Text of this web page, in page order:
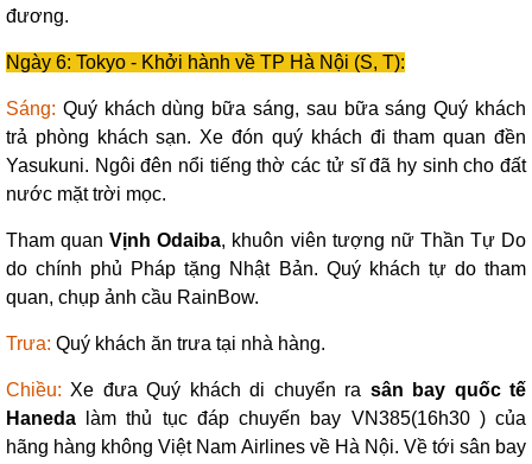
đương.
Ngày 6: Tokyo - Khởi hành về TP Hà Nội (S, T):
Sáng: Quý khách dùng bữa sáng, sau bữa sáng Quý khách
trả phòng khách sạn. Xe đón quý khách đi tham quan đền
Yasukuni. Ngôi đên nổi tiếng thờ các tử sĩ đã hy sinh cho đất
nước mặt trời mọc.
Tham quanVịnh Odaiba, khuôn viên tượng nữ Thần Tự Do
do chính phủ Pháp tặng Nhật Bản. Quý khách tự do tham
quan, chụp ảnh cầu RainBow.
Trưa: Quý khách ăn trưa tại nhà hàng.
Chiều: Xe đưa Quý khách di chuyển ra sân bay quốc tế
Haneda làm thủ tục đáp chuyến bay VN385(16h30 ) của
hãng hàng không Việt Nam Airlines về Hà Nội. Về tới sân bay